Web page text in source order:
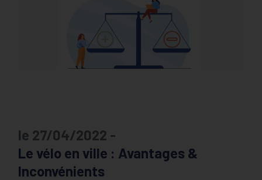
le 27/04/2022 -
Le vélo en ville : Avantages &
Inconvénients